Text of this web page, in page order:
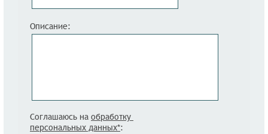
Описание:
Соглашаюсь на обработку
персональных данных*: